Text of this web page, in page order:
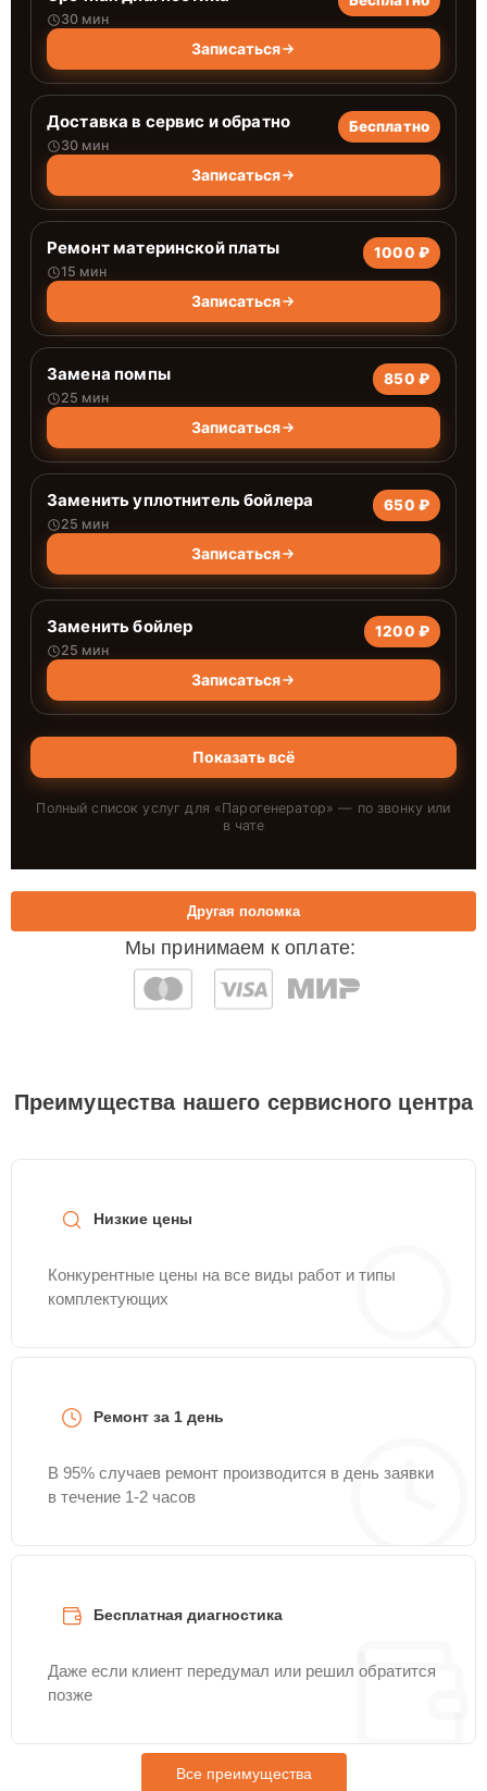
30 мин
Записаться
Доставка в сервис и обратно
30 мин
Бесплатно
Записаться
Ремонт материнской платы
15 мин
1000 ₽
Записаться
Замена помпы
25 мин
850 ₽
Записаться
Заменить уплотнитель бойлера
25 мин
650 ₽
Записаться
Заменить бойлер
25 мин
1200 ₽
Записаться
Показать всё
Полный список услуг для «Парогенератор» — по звонку или
в чате
Мы принимаем к оплате:
Другая поломка
Преимущества нашего сервисного центра
Низкие цены
Конкурентные цены на все виды работ и типы
комплектующих
Ремонт за 1 день
В 95% случаев ремонт производится в день заявки
в течение 1-2 часов
Бесплатная диагностика
Даже если клиент передумал или решил обратится
позже
Все преимущества